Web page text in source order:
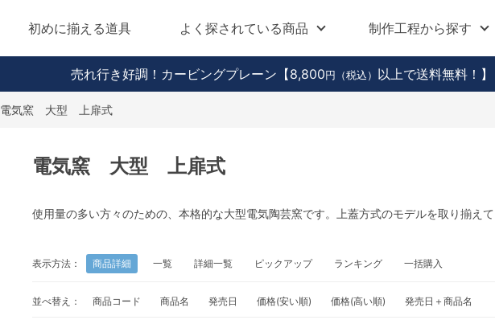
初めに揃える道具 よく探されている商品 制作工程から探す
売れ行き好調！カービングプレーン 【8,800 円（税込） 以上で送料無料！】
電気窯 大型 上扉式
電気窯 大型 上扉式
使用量の多い方々のための、本格的な大型電気陶芸窯です。上蓋方式のモデルを取り揃えて
表示方法： 商品詳細 一覧 詳細一覧 ピックアップ ランキング 一括購入
並べ替え： 商品コード 商品名 発売日 価格(安い順) 価格(高い順) 発売日＋商品名